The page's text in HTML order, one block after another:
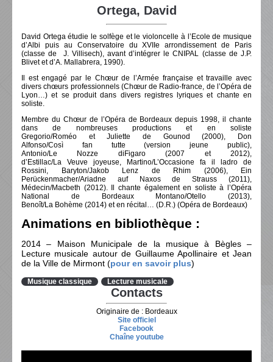
Ortega, David
David Ortega étudie le solfège et le violoncelle à l’Ecole de musique
d’Albi puis au Conservatoire du XVIIe arrondissement de Paris
(classe de J. Villisech), avant d’intégrer le CNIPAL (classe de J.P.
Blivet et d’A. Mallabrera, 1990).
Il est engagé par le Chœur de l’Armée française et travaille avec
divers chœurs professionnels (Chœur de Radio-france, de l’Opéra de
Lyon…) et se produit dans divers registres lyriques et chante en
soliste.
Membre du Chœur de l’Opéra de Bordeaux depuis 1998, il chante
dans de nombreuses productions et en soliste
Gregorio/Roméo et Juliette de Gounod (2000), Don
Alfonso/Così fan tutte (version jeune public),
Antonio/Le Nozze diFigaro (2007 et 2012),
d’Estillac/La Veuve joyeuse, Martino/L’Occasione fa il ladro de
Rossini, Baryton/Jakob Lenz de Rhim (2006), Ein
Perückenmacher/Ariadne auf Naxos de Strauss (2011),
Médecin/Macbeth (2012). Il chante également en soliste à l’Opéra
National de Bordeaux Montano/Otello (2013),
Benoît/La Bohème (2014) et en récital… (D.R.) (Opéra de Bordeaux)
Animations en bibliothèque :
2014 – Maison Municipale de la musique à Bègles –
Lecture musicale autour de Guillaume Apollinaire et Jean
de la Ville de Mirmont (pour en savoir plus)
Musique classique Lecture musicale
Contacts
Originaire de : Bordeaux
Site officiel
Facebook
Chaîne youtube